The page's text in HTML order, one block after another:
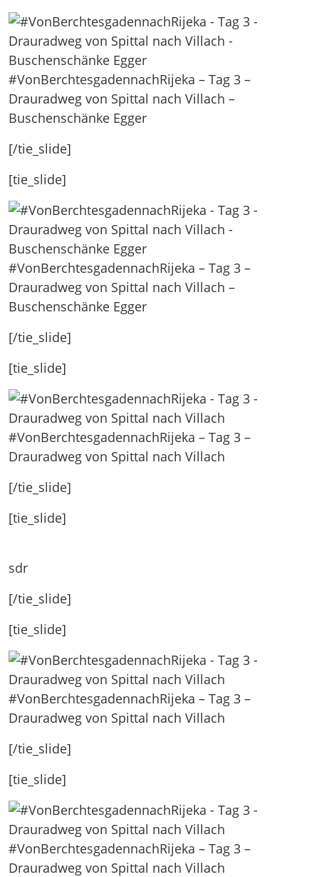
#VonBerchtesgadennachRijeka – Tag 3 –
Drauradweg von Spittal nach Villach –
Buschenschänke Egger
[/tie_slide]
[tie_slide]
#VonBerchtesgadennachRijeka – Tag 3 –
Drauradweg von Spittal nach Villach –
Buschenschänke Egger
[/tie_slide]
[tie_slide]
#VonBerchtesgadennachRijeka – Tag 3 –
Drauradweg von Spittal nach Villach
[/tie_slide]
[tie_slide]
sdr
[/tie_slide]
[tie_slide]
#VonBerchtesgadennachRijeka – Tag 3 –
Drauradweg von Spittal nach Villach
[/tie_slide]
[tie_slide]
#VonBerchtesgadennachRijeka – Tag 3 –
Drauradweg von Spittal nach Villach